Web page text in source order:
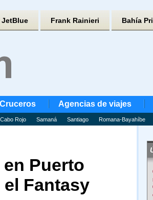
JetBlue Frank Rainieri Bahía
Cruceros Agencias de viajes
Rojo Samaná Santiago Romana-Bayahíbe
Puerto
Fantasy